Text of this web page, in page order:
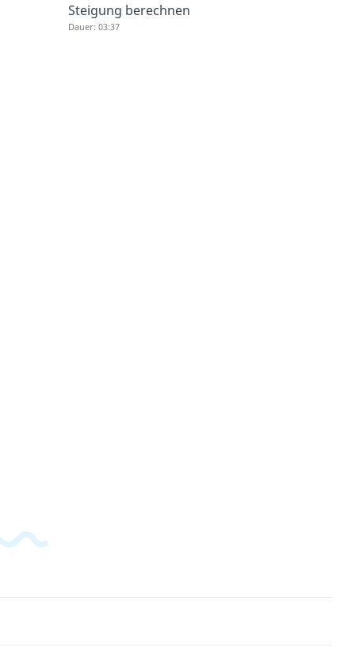
Steigung berechnen
Dauer: 03:37